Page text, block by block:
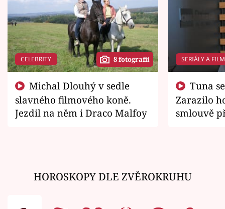
CELEBRITY 8 fotografií
slavného filmového koně.
Jezdil na něm i Draco Malfoy
SERIÁLY A
Zarazilo
smlouvě
HOROSKOPY DLE ZVĚROKRUHU